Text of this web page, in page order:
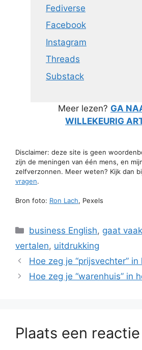
Fediverse
Facebook
Instagram
Threads
Substack
Meer lezen? GA
WILLEKEURIG
Disclaimer: deze site is geen
zijn de meningen van één mens, en
zelfverzonnen. Meer weten? Kijk dan
vragen.
Bron foto: Ron Lach, Pexels
Categorieën
business English, gaat
vertalen, uitdrukking
Hoe zeg je “prijsvechter” in
Hoe zeg je “warenhuis” in
Plaats een reactie